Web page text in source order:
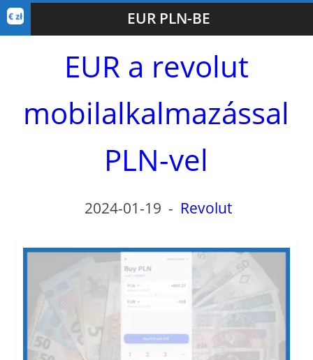
EUR PLN-BE
EUR a revolut
mobilalkalmazással
PLN-vel
2024-01-19 - Revolut